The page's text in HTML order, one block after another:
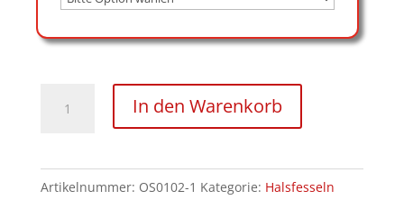
breite
Halsfessel
Menge
In den Warenkorb
Artikelnummer: OS0102-1 Kategorie: Halsfesseln